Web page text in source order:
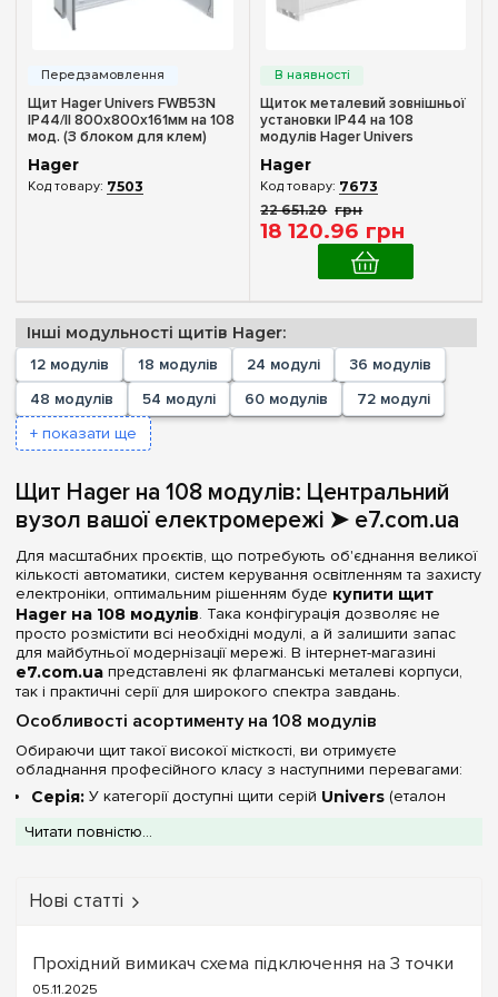
(+6)
8(+15)
10(+6)
12(+20)
18(+16)
36(+23)
48(+16)
54(+7)
60(+9)
72(+12)
84(+3)
96 (+2)
104(+2)
108
120(+4)
130(+2)
144(+6)
156(+2)
168(+2)
180(+3)
182(+2)
216(+1)
252(+2)
Комплектація клемами PE+N
Матеріал корпусу
Метал(2)
Дверцята
Непрозора (2)
Серія
Univers(2)
Колір корпусу
Білий(2)
Ступінь захисту IP
IP44(2)
Двері
800 мм(2)
Щит Hager Univers FWB53N
IP44/II 800x800x161мм на 108
мод. (З блоком для клем)
Hager
7503
Щиток металевий зовнішньої
установки IP44 на 108
модулів Hager Univers
Hager
7673
22 651.20 грн
18 120.96 грн
Інші модульності щитів Hager:
12 модулів 18 модулів 24 модулі
36 модулів
48 модулів
54 модулі 60 модулів
72 модулі
+ показати ще
Щит Hager на 108 модулів: Центральний
вузол вашої електромережі ➤ e7.com.ua
Для масштабних проєктів, що потребують об'єднання великої
кількості автоматики, систем керування освітленням та захисту
електроніки, оптимальним рішенням буде купити щит
Hager на 108 модулів. Така конфігурація дозволяє не
просто розмістити всі необхідні модулі, а й залишити запас
для майбутньої модернізації мережі. В інтернет-магазині
e7.com.ua представлені як флагманські металеві корпуси,
так і практичні серії для широкого спектра завдань.
Особливості асортименту на 108 модулів
Обираючи щит такої високої місткості, ви отримуєте
обладнання професійного класу з наступними перевагами:
Серія: У категорії доступні щити серій Univers (еталон
Металеві корпуси:
Високий рівень захисту:
ступенем захисту
вологозахищеності.
Технічні характеристики 108-модульних
Читати повністю...
Нові статті
Прохідний вимикач схема підключення на 3 точки
05.11.2025